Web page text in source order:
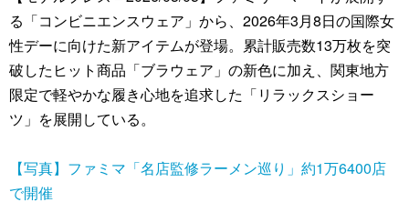
る「コンビニエンスウェア」から、2026年3月8日の国際女
性デーに向けた新アイテムが登場。累計販売数13万枚を突
破したヒット商品「ブラウェア」の新色に加え、関東地方
限定で軽やかな履き心地を追求した「リラックスショー
ツ」を展開している。
【写真】ファミマ「名店監修ラーメン巡り」約1万6400店
で開催